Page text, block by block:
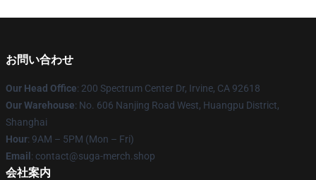
お問い合わせ
Our Head Office: 200 Spectrum Center Dr, Irvine, CA 92618
Our Warehouse: No. 606 Nanjing Road West, Huangpu District,
Shanghai
Hour: 9AM – 5PM (Mon – Fri)
Email : contact@suga-merch.shop
会社案内